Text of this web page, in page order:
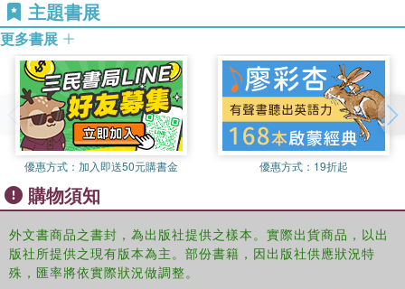
system based on circular business models centred on
selling performance rather than ownership, designing
products and buildings as resource banks and equipping
products with a ‘material passport’ to ensure their usability
for future generations. Businesses thereby become
custodians of materials, rather than consumers of
materials and sellers of products. The book evokes the
vision of a radically new economic model based on a
compelling narrative, supported with cases that have been
developed in conjunction with major companies, for
example, convincing Philips to sell light instead of lamps,
saving energy and materials by creating a whole new
business model, a case which has become iconic for the
主題書展
更多書展
優惠方式： 加入即送50元購書金 優惠方式： 19折起
購物須知
外文書商品之書封，為出版社提供之樣本。實際出貨商品，以出
版社所提供之現有版本為主。部份書籍，因出版社供應狀況特
殊，匯率將依實際狀況做調整。